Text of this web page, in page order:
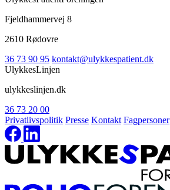
Fjeldhammervej 8
2610 Rødovre
36 73 90 95 kontakt@ulykkespatient.dk
UlykkesLinjen
ulykkeslinjen.dk
36 73 20 00
Privatlivspolitik Presse Kontakt Fagpersoner